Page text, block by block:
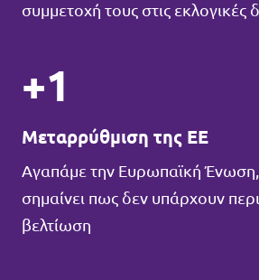
συμμετοχή τους στις εκλογικές
+1
Μεταρρύθμιση της ΕΕ
Αγαπάμε την Ευρωπαϊκή
σημαίνει πως δεν υπάρχουν
βελτίωση